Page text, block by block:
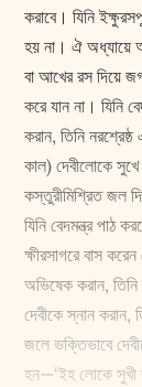
করাবে। যিনি
হয় না। ঐ অধ্যায়ে
বা আখের রস দিয়ে
করে যান না। যিনি
করান, তিনি
কাল) দেবীলোকে
কস্তুরীমিশ্রিত জল
যিনি বেদমন্ত্র পাঠ
ক্ষীরসাগরে বাস
অভিষেক করান,
দেবীকে স্নান
জলে ভক্তিভাবে
হন—‘ইহ লোকে সুখী